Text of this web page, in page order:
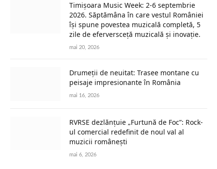
Timișoara Music Week: 2-6 septembrie
2026. Săptămâna în care vestul României
își spune povestea muzicală completă, 5
zile de eferversceță muzicală și inovație.
mai 20, 2026
Drumeții de neuitat: Trasee montane cu
peisaje impresionante în România
mai 16, 2026
RVRSE dezlănțuie „Furtună de Foc”: Rock-
ul comercial redefinit de noul val al
muzicii românești
mai 6, 2026